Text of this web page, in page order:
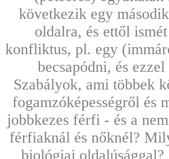
következik egy
oldalra, és ettől
konfliktus, pl. egy
becsapódni, és
Szabályok, ami többek
fogamzóképességről és
jobbkezes férfi - és a
férfiaknál és nőknél?
biológiai